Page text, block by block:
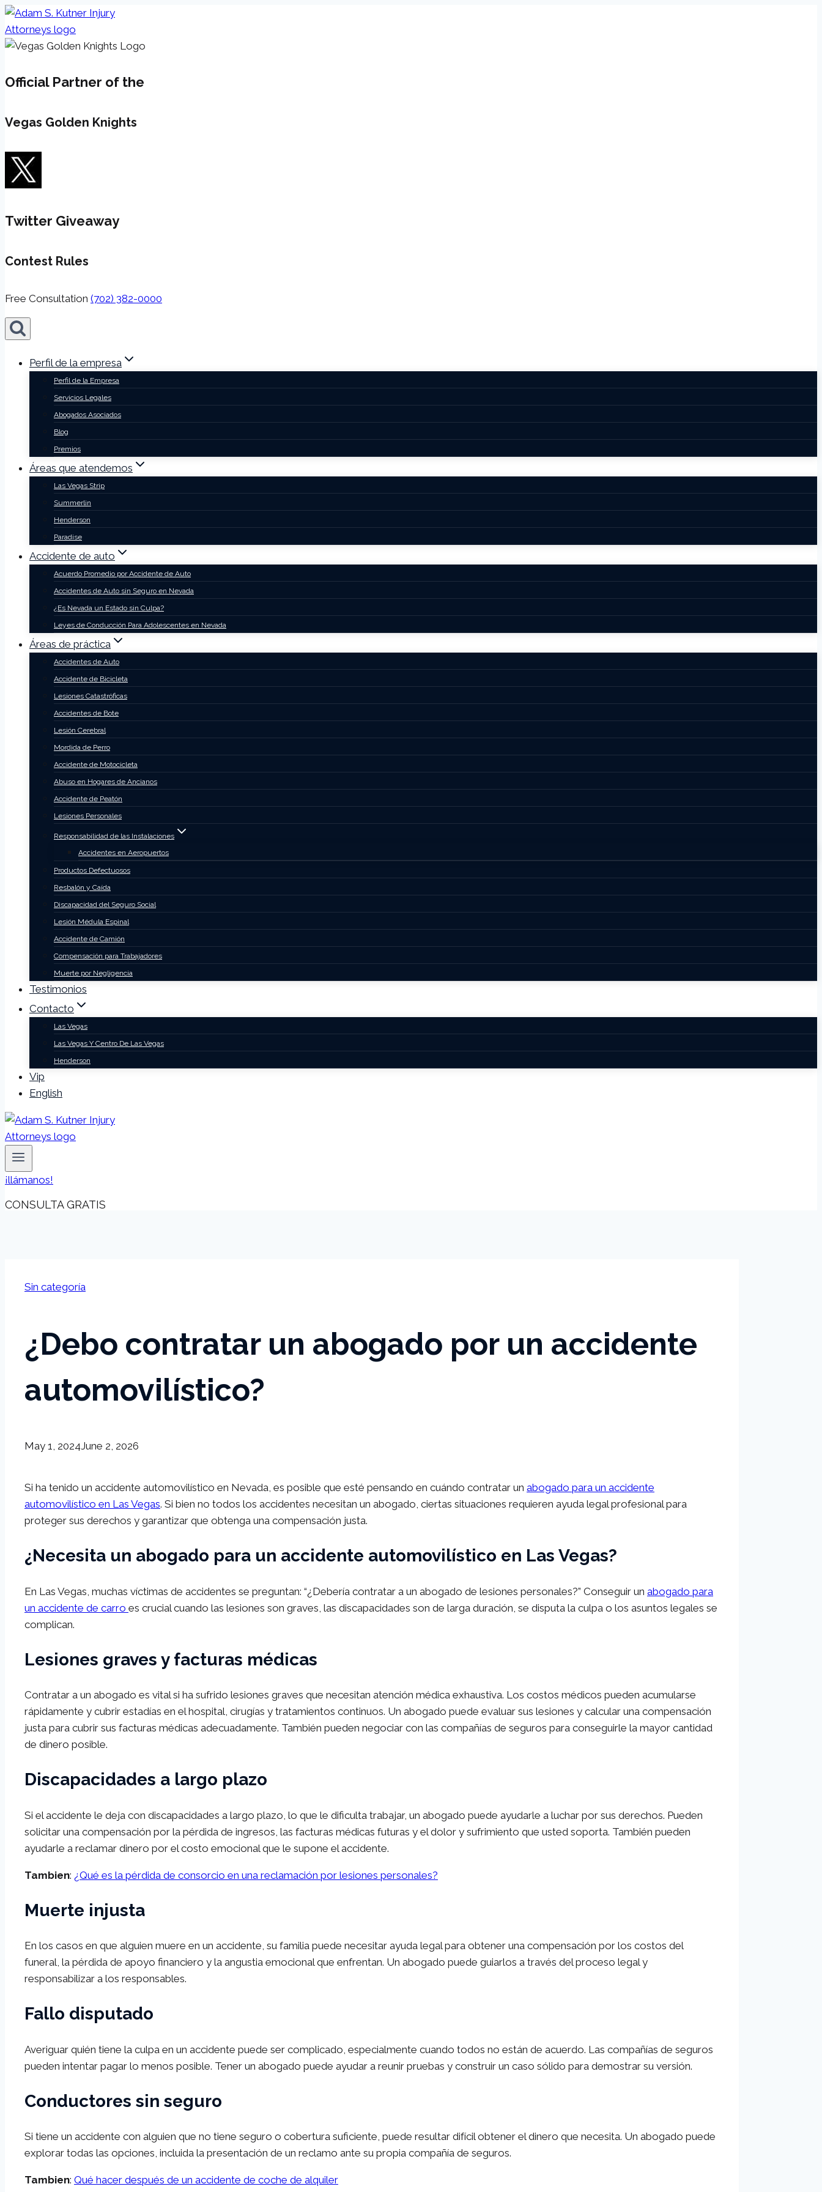
Skip
to
content
Official Partner of the
Vegas Golden Knights
Twitter Giveaway
Contest Rules
Free Consultation (702) 382-0000
Perfil de la empresa
Perfil de la Empresa
Servicios Legales
Abogados Asociados
Blog
Premios
Áreas que atendemos
Las Vegas Strip
Summerlin
Henderson
Paradise
Accidente de auto
Acuerdo Promedio por Accidente de Auto
Accidentes de Auto sin Seguro en Nevada
¿Es Nevada un Estado sin Culpa?
Leyes de Conducción Para Adolescentes en Nevada
Áreas de práctica
Accidentes de Auto
Accidente de Bicicleta
Lesiones Catastróficas
Accidentes de Bote
Lesión Cerebral
Mordida de Perro
Accidente de Motocicleta
Abuso en Hogares de Ancianos
Accidente de Peatón
Lesiones Personales
Responsabilidad de las Instalaciones
Accidentes en Aeropuertos
Productos Defectuosos
Resbalón y Caída
Discapacidad del Seguro Social
Lesión Médula Espinal
Accidente de Camión
Compensación para Trabajadores
Muerte por Negligencia
Testimonios
Contacto
Las Vegas
Las Vegas Y Centro De Las Vegas
Henderson
Vip
English
¡llámanos!
CONSULTA GRATIS
Sin categoría
¿Debo contratar un abogado por un accidente
automovilístico?
May 1, 2024June 2, 2026
Si ha tenido un accidente automovilístico en Nevada, es posible que esté pensando en cuándo contratar un abogado para un accidente
automovilístico en Las Vegas. Si bien no todos los accidentes necesitan un abogado, ciertas situaciones requieren ayuda legal profesional para
proteger sus derechos y garantizar que obtenga una compensación justa.
¿Necesita un abogado para un accidente automovilístico en Las Vegas?
En Las Vegas, muchas víctimas de accidentes se preguntan: “¿Debería contratar a un abogado de lesiones personales?” Conseguir un abogado para
un accidente de carro es crucial cuando las lesiones son graves, las discapacidades son de larga duración, se disputa la culpa o los asuntos legales se
complican.
Lesiones graves y facturas médicas
Contratar a un abogado es vital si ha sufrido lesiones graves que necesitan atención médica exhaustiva. Los costos médicos pueden acumularse
rápidamente y cubrir estadías en el hospital, cirugías y tratamientos continuos. Un abogado puede evaluar sus lesiones y calcular una compensación
justa para cubrir sus facturas médicas adecuadamente. También pueden negociar con las compañías de seguros para conseguirle la mayor cantidad
de dinero posible.
Discapacidades a largo plazo
Si el accidente le deja con discapacidades a largo plazo, lo que le dificulta trabajar, un abogado puede ayudarle a luchar por sus derechos. Pueden
solicitar una compensación por la pérdida de ingresos, las facturas médicas futuras y el dolor y sufrimiento que usted soporta. También pueden
ayudarle a reclamar dinero por el costo emocional que le supone el accidente.
Tambien: ¿Qué es la pérdida de consorcio en una reclamación por lesiones personales?
Muerte injusta
En los casos en que alguien muere en un accidente, su familia puede necesitar ayuda legal para obtener una compensación por los costos del
funeral, la pérdida de apoyo financiero y la angustia emocional que enfrentan. Un abogado puede guiarlos a través del proceso legal y
responsabilizar a los responsables.
Fallo disputado
Averiguar quién tiene la culpa en un accidente puede ser complicado, especialmente cuando todos no están de acuerdo. Las compañías de seguros
pueden intentar pagar lo menos posible. Tener un abogado puede ayudar a reunir pruebas y construir un caso sólido para demostrar su versión.
Conductores sin seguro
Si tiene un accidente con alguien que no tiene seguro o cobertura suficiente, puede resultar difícil obtener el dinero que necesita. Un abogado puede
explorar todas las opciones, incluida la presentación de un reclamo ante su propia compañía de seguros.
Tambien: Qué hacer después de un accidente de coche de alquiler